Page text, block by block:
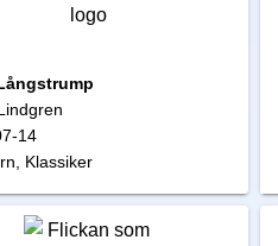
14
Klassiker